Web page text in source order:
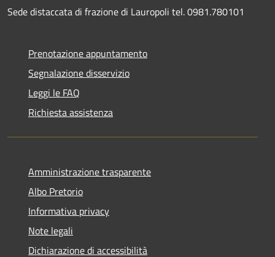
Sede distaccata di frazione di Lauropoli tel. 0981.780101
Prenotazione appuntamento
Segnalazione disservizio
Leggi le FAQ
Richiesta assistenza
Amministrazione trasparente
Albo Pretorio
Informativa privacy
Note legali
Dichiarazione di accessibilità